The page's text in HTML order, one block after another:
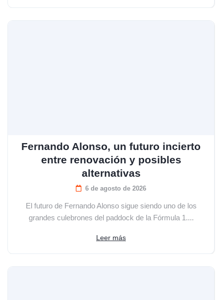
Fernando Alonso, un futuro incierto
entre renovación y posibles
alternativas
6 de agosto de 2026
El futuro de Fernando Alonso sigue siendo uno de los
grandes culebrones del paddock de la Fórmula 1....
Leer más